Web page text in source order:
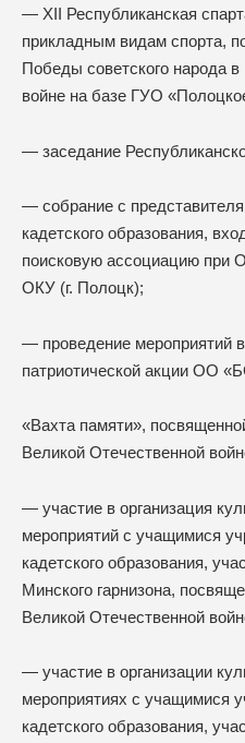
— XII Республиканская
прикладным видам спорта,
Победы советского народа
войне на базе ГУО
— заседание
— собрание с
кадетского образования,
поисковую ассоциацию при
ОКУ (г. Полоцк);
— проведение мероприятий
патриотической акции ОО
«Вахта памяти»,
Великой Отечественной
— участие в организация
мероприятий с учащимися
кадетского образования,
Минского гарнизона,
Великой Отечественной
— участие в организации
мероприятиях с учащимися
кадетского образования,